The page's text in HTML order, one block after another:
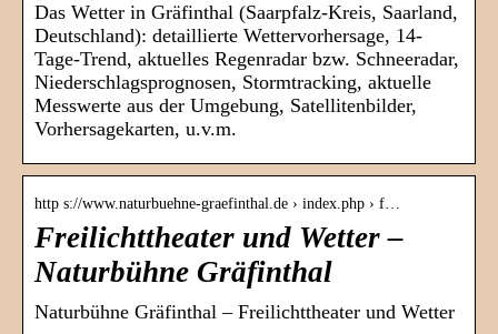
Das Wetter in Gräfinthal (Saarpfalz-Kreis, Saarland,
Deutschland): detaillierte Wettervorhersage, 14-
Tage-Trend, aktuelles Regenradar bzw. Schneeradar,
Niederschlagsprognosen, Stormtracking, aktuelle
Messwerte aus der Umgebung, Satellitenbilder,
Vorhersagekarten, u.v.m.
http s://www.naturbuehne-graefinthal.de › index.php › f…
Freilichttheater und Wetter –
Naturbühne Gräfinthal
Naturbühne Gräfinthal – Freilichttheater und Wetter